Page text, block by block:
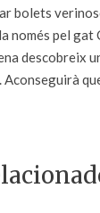
bolets
només pel gat
descobreix